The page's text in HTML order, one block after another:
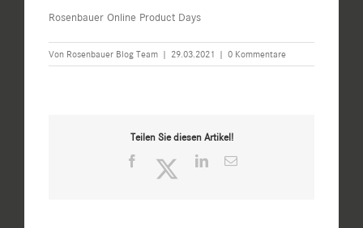
Rosenbauer Online Product Days
Von Rosenbauer Blog Team | 29.03.2021 | 0 Kommentare
Teilen Sie diesen Artikel!
Facebook TwitterLinkedIn
E-